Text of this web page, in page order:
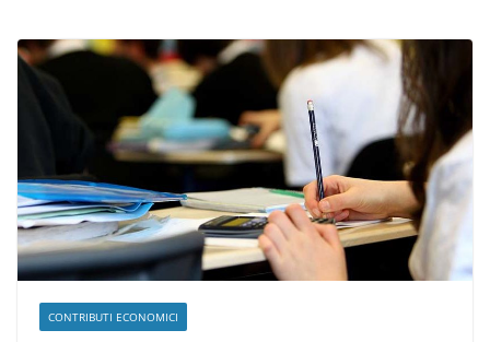
CONTRIBUTI ECONOMICI